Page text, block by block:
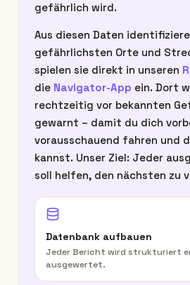
gefährlich wird.
Aus diesen Daten
gefährlichsten Orte und
spielen sie direkt in unseren
die Navigator-App ein. Dort
rechtzeitig vor bekannten
gewarnt – damit du dich
vorausschauend fahren und
kannst. Unser Ziel: Jeder
soll helfen, den nächsten zu
Datenbank aufbauen
Jeder Bericht wird strukturiert
ausgewertet.